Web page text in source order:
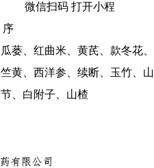
微信扫码 打开小程
序
蒌、红曲米、黄芪、款冬花、
黄、西洋参、续断、玉竹、山
、白附子、山楂